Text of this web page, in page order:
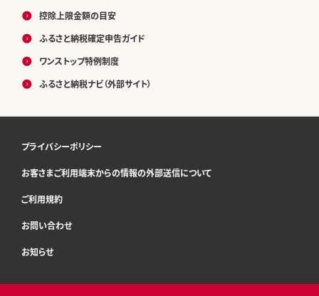
控除上限金額の目安
ふるさと納税確定申告ガイド
ワンストップ特例制度
ふるさと納税ナビ（外部サイト）
プライバシーポリシー
お客さまご利用端末からの情報の外部送信について
ご利用規約
お問い合わせ
お知らせ